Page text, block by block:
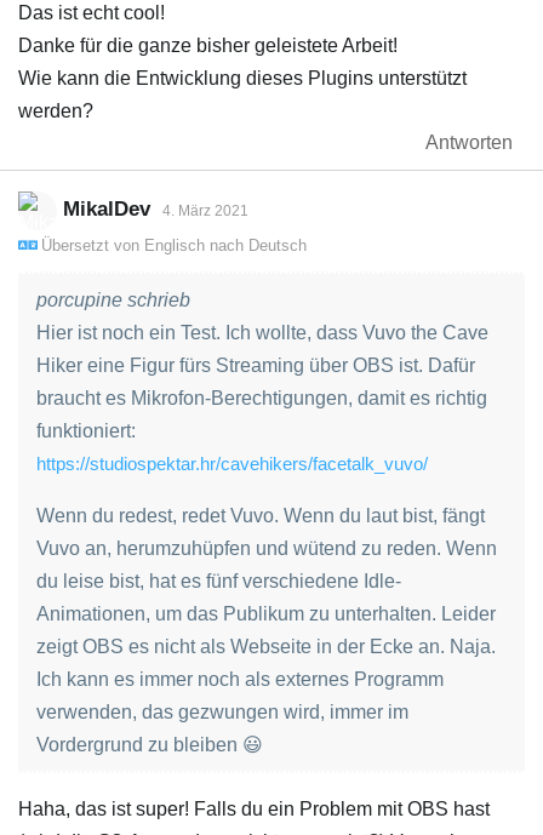
Das ist echt cool!
Danke für die ganze bisher geleistete Arbeit!
Wie kann die Entwicklung dieses Plugins unterstützt
werden?
Antworten
MikalDev 4. März 2021
Übersetzt von Englisch nach Deutsch
porcupine schrieb
Hier ist noch ein Test. Ich wollte, dass Vuvo the Cave
Hiker eine Figur fürs Streaming über OBS ist. Dafür
braucht es Mikrofon-Berechtigungen, damit es richtig
funktioniert:
https://studiospektar.hr/cavehikers/facetalk_vuvo/
Wenn du redest, redet Vuvo. Wenn du laut bist, fängt
Vuvo an, herumzuhüpfen und wütend zu reden. Wenn
du leise bist, hat es fünf verschiedene Idle-
Animationen, um das Publikum zu unterhalten. Leider
zeigt OBS es nicht als Webseite in der Ecke an. Naja.
Ich kann es immer noch als externes Programm
verwenden, das gezwungen wird, immer im
Vordergrund zu bleiben 😃
Haha, das ist super! Falls du ein Problem mit OBS hast